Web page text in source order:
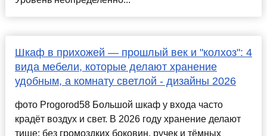
Шкаф в прихожей — прошлый век и "колхоз": 4
вида мебели, которые делают хранение
удобным, а комнату светлой - дизайны 2026
фото Progorod58 Большой шкаф у входа часто
крадёт воздух и свет. В 2026 году хранение делают
тише: без громоздких боковин, ручек и тёмных